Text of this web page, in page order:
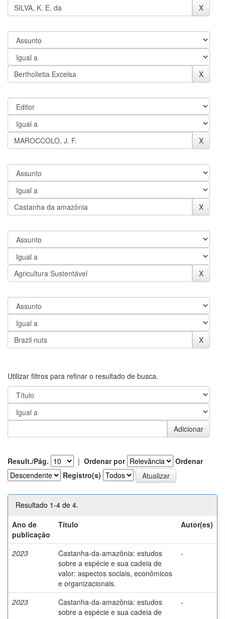
Utilizar filtros para refinar o resultado de busca.
Result./Pág. | Ordenar por
Ordenar
Registro(s)
Resultado 1-4 de 4.
Ano de
publicação
Título Autor(es)
2023
Castanha-da-amazônia: estudos
sobre a espécie e sua cadeia de
valor: aspectos sociais, econômicos
e organizacionais.
-
2023
Castanha-da-amazônia: estudos
sobre a espécie e sua cadeia de
-